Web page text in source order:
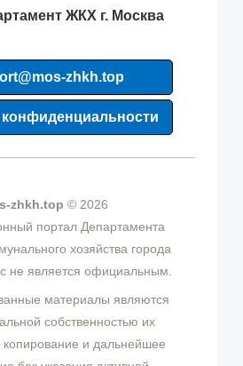
ЖКХ г. Москва
zhkh.top
конфиденциальности
zhkh.top © 2026
портал Департамента
хозяйства города
не является официальным.
материалы являются
собственностью их
копирование и дальнейшее